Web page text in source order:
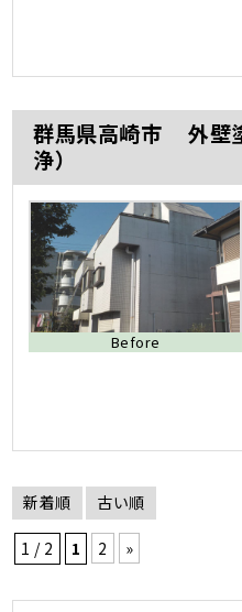
群馬県高崎市 外壁
浄）
Before
新着順 古い順
1 / 2 1 2 »